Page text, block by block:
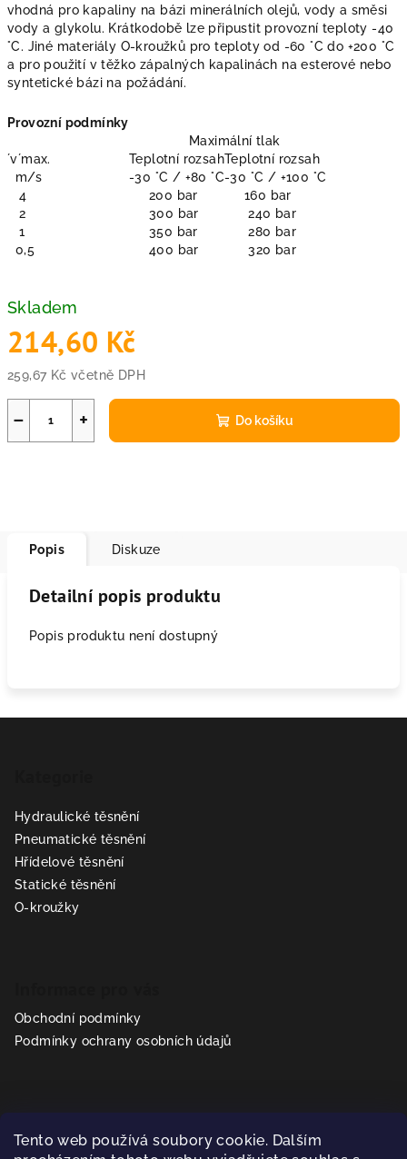
Tento web používá soubory cookie. Dalším
vhodná pro kapaliny na bázi minerálních olejů, vody a směsi
vody a glykolu. Krátkodobě lze připustit provozní teploty -40
°C. Jiné materiály O-kroužků pro teploty od -60 °C do +200 °C
a pro použití v těžko zápalných kapalinách na esterové nebo
syntetické bázi na požádání.
Provozní podmínky
Maximální tlak
´v´max.
Teplotní rozsahTeplotní rozsah
m/s
-30 °C / +80 °C-30 °C / +100 °C
4
200 bar
160 bar
2
300 bar
240 bar
1
350 bar
280 bar
0,5
400 bar 320 bar
Skladem
214,60 Kč
259,67 Kč včetně DPH
+
− Do košíku
Popis Diskuze
Detailní popis produktu
Popis produktu není dostupný
Hydraulické těsnění
Pneumatické těsnění
Hřídelové těsnění
Statické těsnění
O-kroužky
Obchodní podmínky
Podmínky ochrany osobních údajů
prodej @ sealparts.cz